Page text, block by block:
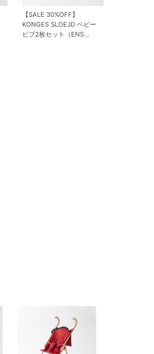
【SALE 30%OFF】
KONGES SLOEJD ベビー
ビブ2枚セット（ENS...